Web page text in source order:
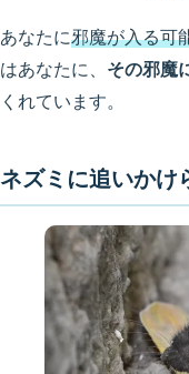
あなたに邪魔が入る可
はあなたに、 その邪魔
くれています。
ネズミに追いかけ